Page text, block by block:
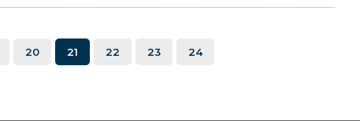
20 21 22 23 24